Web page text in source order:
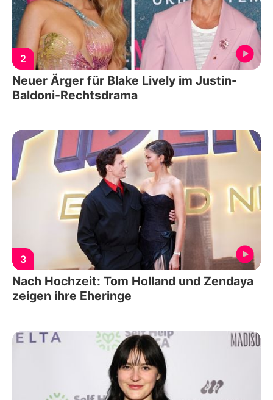
2
Neuer Ärger für Blake Lively im Justin-
Baldoni-Rechtsdrama
3
Nach Hochzeit: Tom Holland und Zendaya
zeigen ihre Eheringe